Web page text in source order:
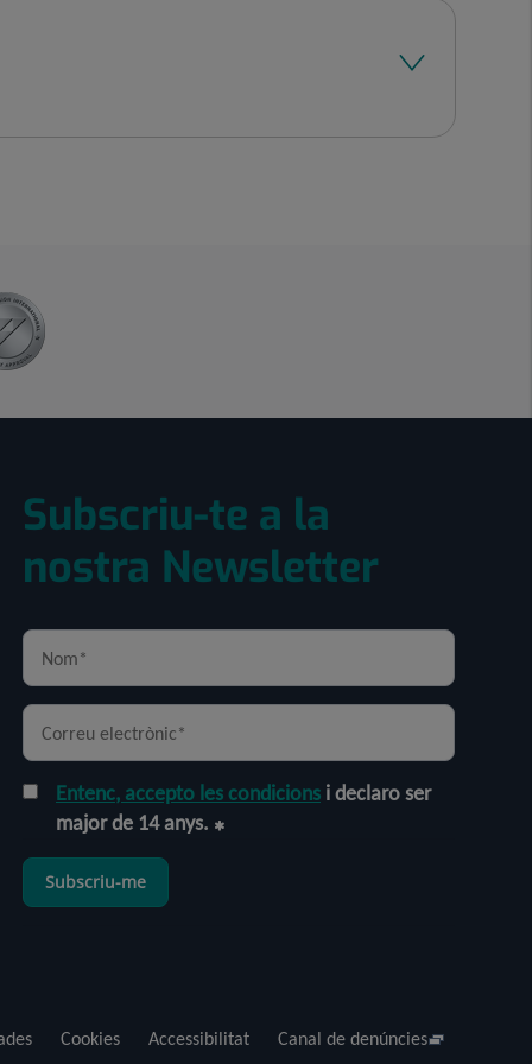
Subscriu-te a la
nostra Newsletter
Entenc, accepto les condicions i declaro ser
major de 14 anys.
Subscriu-me
Cookies Accessibilitat Canal de denúncies